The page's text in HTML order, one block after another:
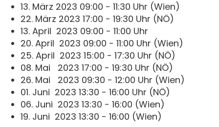
13. März 2023 09:00 - 11:30 Uhr (Wien)
22. März 2023 17:00 - 19:30 Uhr (NÖ)
13. April 2023 09:00 - 11:00 Uhr
20. April 2023 09:00 - 11:00 Uhr (Wien)
25. April 2023 15:00 - 17:30 Uhr (NÖ)
08. Mai 2023 17:00 - 19:30 Uhr (NÖ)
26. Mai 2023 09:30 - 12:00 Uhr (Wien)
01. Juni 2023 13:30 - 16:00 Uhr (NÖ)
06. Juni 2023 13:30 - 16:00 (Wien)
19. Juni 2023 13:30 - 16:00 (Wien)